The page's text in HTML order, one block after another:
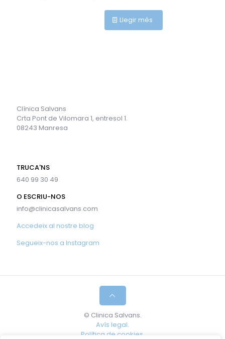
Llegir més
Clínica Salvans
Crta Pont de Vilomara 1, entresol 1.
08243 Manresa
TRUCA'NS
640 99 30 49
O ESCRIU-NOS
info@clinicasalvans.com
Accedeix al nostre blog
Segueix-nos a Instagram
© Clinica Salvans.
Avís legal.
Política de cookies.